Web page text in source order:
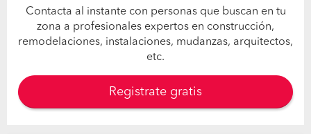
Contacta al instante con personas que buscan en tu
zona a profesionales expertos en construcción,
remodelaciones, instalaciones, mudanzas, arquitectos,
etc.
Registrate gratis